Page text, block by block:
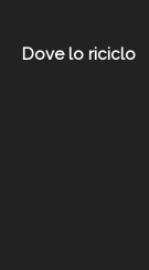
Dove lo riciclo